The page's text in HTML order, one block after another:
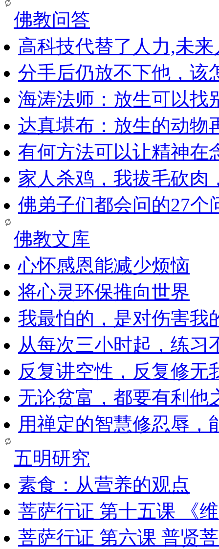
佛教问答
高科技代替了人力,未
分手后仍放不下他，该
海涛法师：放生可以找
达真堪布：放生的动物
有何方法可以让精神在
家人杀鸡，我拔毛砍肉
佛弟子们都会问的27个
佛教文库
心怀感恩能减少烦恼
将心灵环保推向世界
我最怕的，是对伤害我
从每次三小时起，练习
反复讲空性，反复修无
无论贫富，都要有利他
用禅定的智慧修忍辱，
五明研究
素食：从营养的观点
菩萨行证 第十五课 《
菩萨行证 第六课 普贤